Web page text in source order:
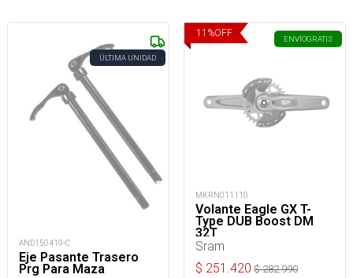
ÚLTIMA UNIDAD
AND150419-C
Eje Pasante Trasero
Prg Para Maza
11 %OFF
ENVÍOGRATIS
MKRN011110
Volante Eagle GX T-
Type DUB Boost DM
32T
Sram
$ 251.420 $282.990